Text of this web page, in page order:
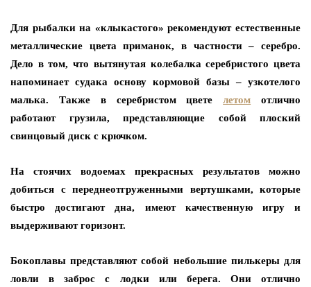
Для рыбалки на «клыкастого» рекомендуют естественные
металлические цвета приманок, в частности – серебро.
Дело в том, что вытянутая колебалка серебристого цвета
напоминает судака основу кормовой базы – узкотелого
малька. Также в серебристом цветелетом отлично
работают грузила, представляющие собой плоский
свинцовый диск с крючком.
На стоячих водоемах прекрасных результатов можно
добиться с переднеотгруженными вертушками, которые
быстро достигают дна, имеют качественную игру и
выдерживают горизонт.
Бокоплавы представляют собой небольшие пилькеры для
ловли в заброс с лодки или берега. Они отлично